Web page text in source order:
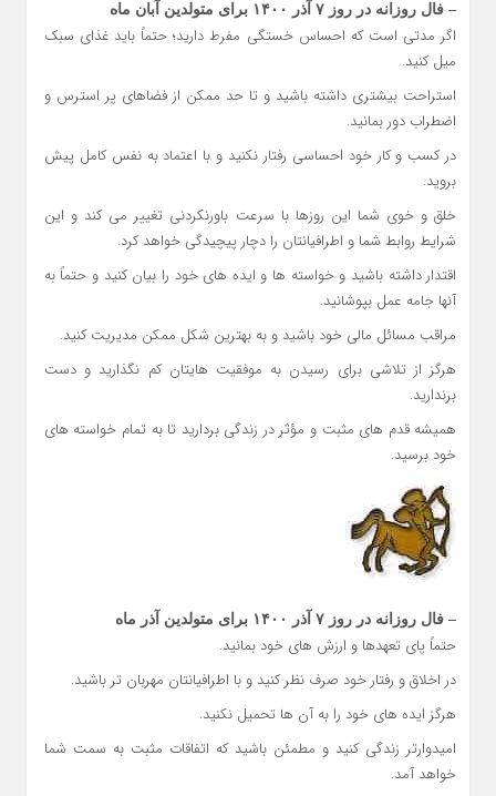
– فال روزانه در روز ۷ آذر ۱۴۰۰ برای متولدین آبان ماه
اگر مدتی است که احساس خستگی مفرط دارید؛ حتماً باید غذای سبک
میل کنید.
استراحت بیشتری داشته باشید و تا حد ممکن از فضاهای پر استرس و
اضطراب دور بمانید.
در کسب و کار خود احساسی رفتار نکنید و با اعتماد به نفس کامل پیش
بروید.
خلق و خوی شما این روزها با سرعت باورنکردنی تغییر می کند و این
شرایط روابط شما و اطرافیانتان را دچار پیچیدگی خواهد کرد.
اقتدار داشته باشید و خواسته ها و ایده های خود را بیان کنید و حتماً به
آنها جامه عمل بپوشانید.
مراقب مسائل مالی خود باشید و به بهترین شکل ممکن مدیریت کنید.
هرگز از تلاشی برای رسیدن به موفقیت هایتان کم نگذارید و دست
برندارید.
همیشه قدم های مثبت و مؤثر در زندگی بردارید تا به تمام خواسته های
خود برسید.
– فال روزانه در روز ۷ آذر ۱۴۰۰ برای متولدین آذر ماه
حتماً پای تعهدها و ارزش های خود بمانید.
در اخلاق و رفتار خود صرف نظر کنید و با اطرافیانتان مهربان تر باشید.
هرگز ایده های خود را به آن ها تحمیل نکنید.
امیدوارتر زندگی کنید و مطمئن باشید که اتفاقات مثبت به سمت شما
خواهد آمد.